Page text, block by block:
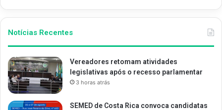
Notícias Recentes
Vereadores retomam atividades
legislativas após o recesso parlamentar
3 horas atrás
SEMED de Costa Rica convoca candidatas